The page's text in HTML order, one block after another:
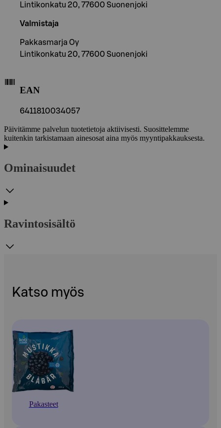
Lintikonkatu 20, 77600 Suonenjoki
Valmistaja
Pakkasmarja Oy
Lintikonkatu 20, 77600 Suonenjoki
EAN
6411810034057
Päivitämme palvelun tuotetietoja aktiivisesti. Suosittelemme
kuitenkin tarkistamaan ainesosat aina myös myyntipakkauksesta.
Ominaisuudet
Ravintosisältö
Katso myös
Pakasteet